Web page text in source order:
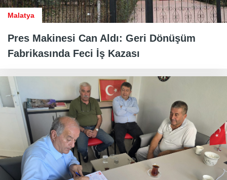
Malatya
Pres Makinesi Can Aldı: Geri Dönüşüm
Fabrikasında Feci İş Kazası